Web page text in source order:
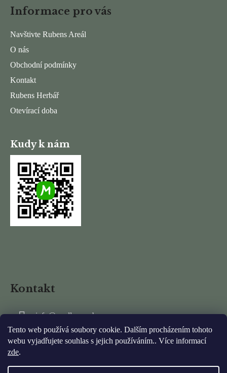
Tento web používá soubory cookie. Dalším procházením tohoto
webu vyjadřujete souhlas s jejich používáním.. Více informací
zde.
Informace pro vás
Navštivte Rubens Areál
O nás
Obchodní podmínky
Kontakt
Rubens Herbář
Otevírací doba
Kudy k nám
Kontakt
info@mydlarnarubens.cz
+420 737 337 011